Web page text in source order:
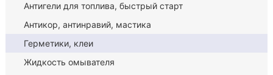
Антигели для топлива, быстрый старт
Антикор, антинравий, мастика
Герметики, клеи
Жидкость омывателя